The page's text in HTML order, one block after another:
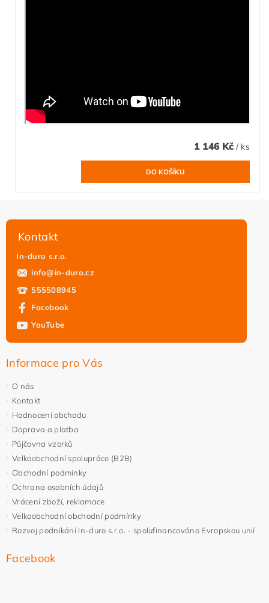
1 146 Kč / ks
Kontakt
In-duro s.r.o.
info@in-duro.cz
555508945
Facebook
YouTube
Informace pro Vás
O nás
Kontakt
Hodnocení obchodu
Doprava a platba
Půjčovna vzorků
Velkoobchodní spolupráce (B2B)
Obchodní podmínky
Ochrana osobních údajů
Vrácení zboží, reklamace
Velkoobchodní obchodní podmínky
Rozvoj podnikání In-duro s.r.o. - spolufinancováno Evropskou unií
Facebook